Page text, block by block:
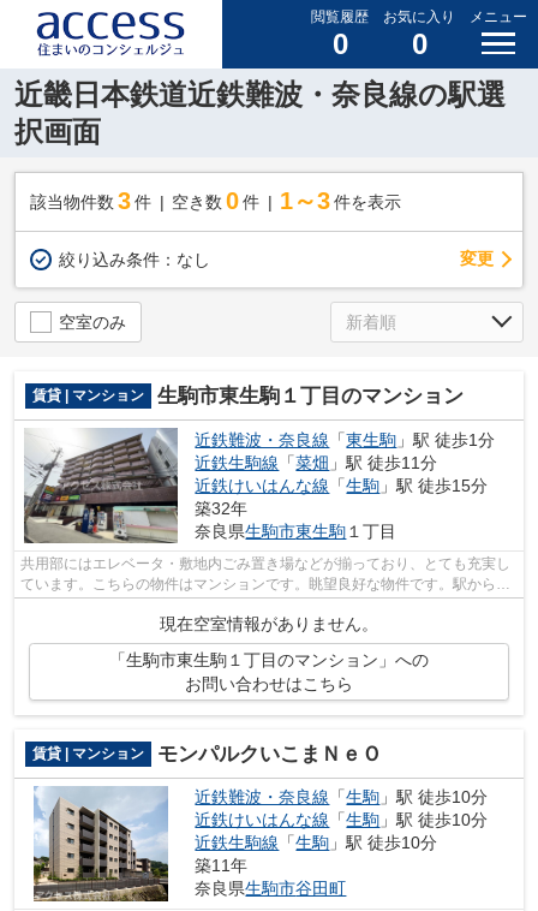
閲覧履歴
0
お気に入り
0
メニュー
近畿日本鉄道近鉄難波・奈良線の駅選
択画面
該当物件数 3件 空き数 0 件 1～3 件を表示
絞り込み条件： なし 変更
空室のみ
賃貸 | マンション 生駒市東生駒１丁目のマンション
近鉄難波・奈良線 「東生駒 」駅 徒歩1分
近鉄生駒線 「菜畑 」駅 徒歩11分
近鉄けいはんな線 「生駒 」駅 徒歩15分
築32年
奈良県生駒市東生駒 １丁目
共用部にはエレベータ・敷地内ごみ置き場などが揃っており、とても充実し
ています。こちらの物件はマンションです。眺望良好な物件です。駅から徒
現在空室情報がありません。
「生駒市東生駒１丁目のマンション」への
お問い合わせはこちら
賃貸 | マンション モンパルクいこまＮｅＯ
近鉄難波・奈良線 「生駒 」駅 徒歩10分
近鉄けいはんな線 「生駒 」駅 徒歩10分
近鉄生駒線 「生駒 」駅 徒歩10分
築11年
奈良県生駒市谷田町